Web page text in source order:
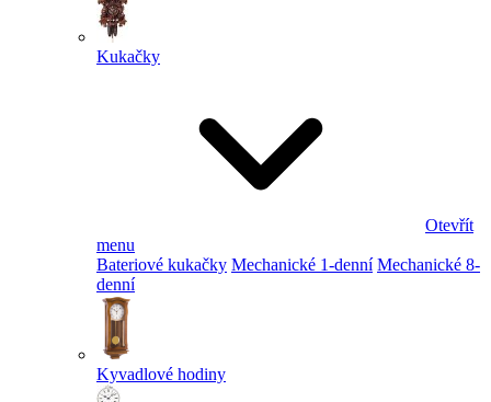
Kukačky
Otevřít
menu
Bateriové kukačky Mechanické 1-denní Mechanické 8-
denní
Kyvadlové hodiny